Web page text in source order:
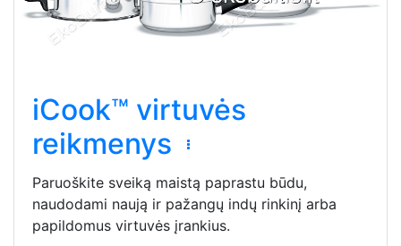
iCook™ virtuvės
reikmenys
Paruoškite sveiką maistą paprastu būdu,
naudodami naują ir pažangų indų rinkinį arba
papildomus virtuvės įrankius.